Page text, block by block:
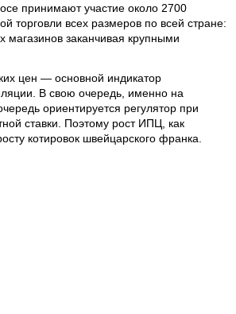
принимают участие около 2700
торговли всех размеров по всей стране:
магазинов заканчивая крупными
цен — основной индикатор
В свою очередь, именно на
ориентируется регулятор при
ставки. Поэтому рост ИПЦ, как
котировок швейцарского франка.